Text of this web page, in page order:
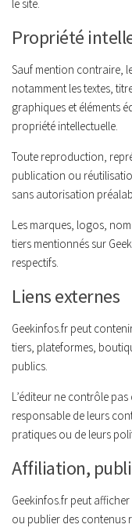
le site.
Propriété
Sauf mention contraire,
notamment les textes,
graphiques et éléments
propriété intellectuelle.
Toute reproduction,
publication ou
sans autorisation
Les marques, logos,
tiers mentionnés sur
respectifs.
Liens externes
Geekinfos.fr peut
tiers, plateformes,
publics.
L’éditeur ne contrôle pas
responsable de leurs
pratiques ou de leurs
Affiliation,
Geekinfos.fr peut
ou publier des contenus